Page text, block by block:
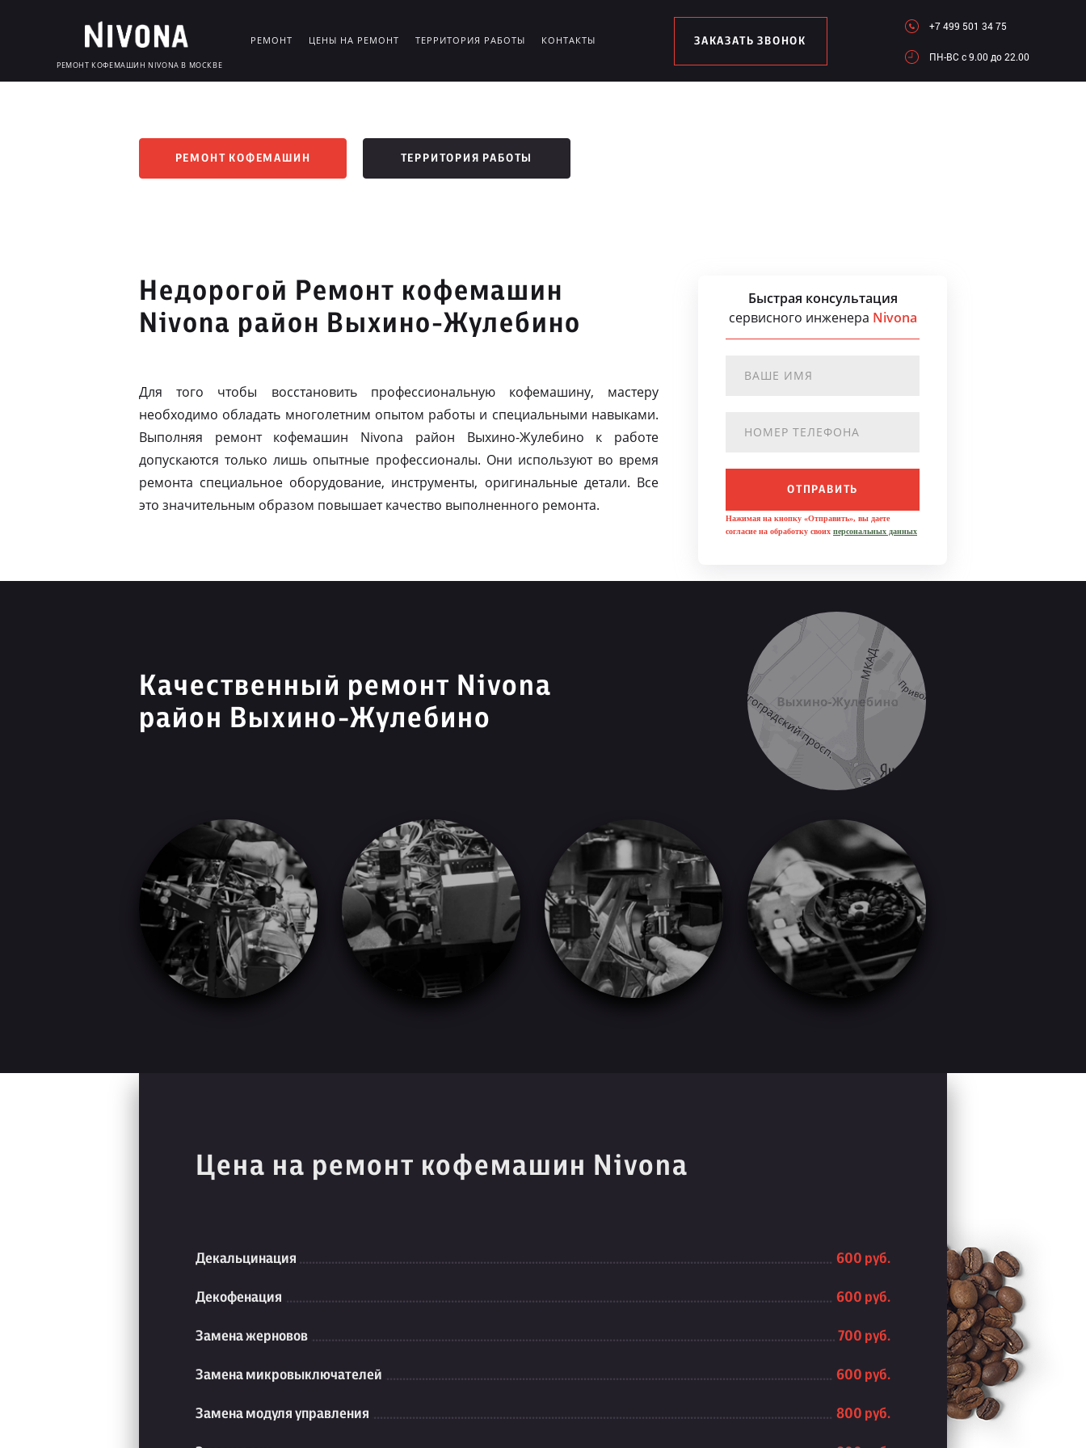
РЕМОНТ КОФЕМАШИН NIVONA В МОСКВЕ
РЕМОНТ ЦЕНЫ НА РЕМОНТ ТЕРРИТОРИЯ РАБОТЫ КОНТАКТЫ ЗАКАЗАТЬ ЗВОНОК
+7 499 501 34 75
ПН-ВC c 9.00 до 22.00
РЕМОНТ КОФЕМАШИН ТЕРРИТОРИЯ РАБОТЫ
Недорогой Ремонт кофемашин
Nivona район Выхино-Жулебино
Для того чтобы восстановить профессиональную кофемашину, мастеру
необходимо обладать многолетним опытом работы и специальными навыками.
Выполняя ремонт кофемашин Nivona район Выхино-Жулебино к работе
допускаются только лишь опытные профессионалы. Они используют во время
ремонта специальное оборудование, инструменты, оригинальные детали. Все
это значительным образом повышает качество выполненного ремонта.
Быстрая консультация
сервисного инженера Nivona
ОТПРАВИТЬ
Нажимая на кнопку «Отправить», вы даете
согласие на обработку своих персональных данных
Качественный ремонт Nivona
район Выхино-Жулебино
Цена на ремонт кофемашин Nivona
Декальцинация 600 руб.
Декофенация 600 руб.
Замена жерновов 700 руб.
Замена микровыключателей 600 руб.
Замена модуля управления 800 руб.